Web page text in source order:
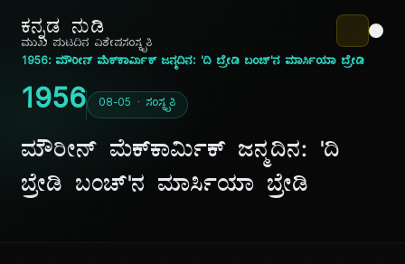
ಕನ್ನಡ ನುಡಿ
ಮುಖ ಪುಟದಿನ ವಿಶೇಷಸಂಸ್ಕೃತಿ
1956: ಮೌರೀನ್ ಮೆಕ್‌ಕಾರ್ಮಿಕ್ ಜನ್ಮದಿನ: 'ದಿ ಬ್ರೇಡಿ ಬಂಚ್'ನ ಮಾರ್ಸಿಯಾ ಬ್ರೇಡಿ
1956 08-05 · ಸಂಸ್ಕೃತಿ
ಮೌರೀನ್ ಮೆಕ್‌ಕಾರ್ಮಿಕ್ ಜನ್ಮದಿನ: 'ದಿ
ಬ್ರೇಡಿ ಬಂಚ್'ನ ಮಾರ್ಸಿಯಾ ಬ್ರೇಡಿ